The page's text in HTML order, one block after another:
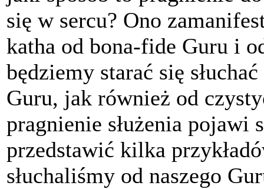
się w sercu? Ono
katha od bona-fide Guru i
będziemy starać się
Guru, jak również od
pragnienie służenia pojawi
przedstawić kilka
słuchaliśmy od naszego